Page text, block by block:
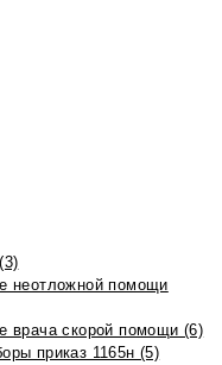
неотложной помощи
врача скорой помощи (6)
приказ 1165н (5)